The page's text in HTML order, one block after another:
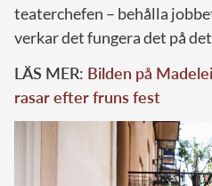
teaterchefen – behålla
verkar det fungera det på
LÄS MER: Bilden på
rasar efter fruns fest